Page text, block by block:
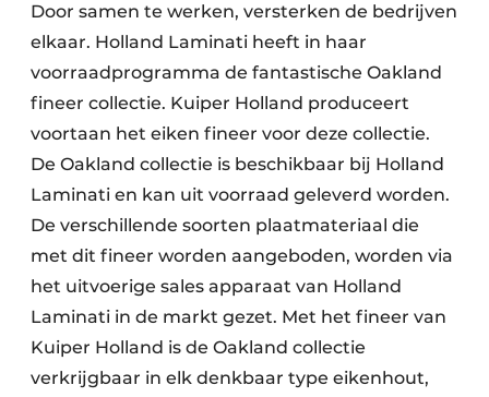
Door samen te werken, versterken de bedrijven
elkaar. Holland Laminati heeft in haar
voorraadprogramma de fantastische Oakland
fineer collectie. Kuiper Holland produceert
voortaan het eiken fineer voor deze collectie.
De Oakland collectie is beschikbaar bij Holland
Laminati en kan uit voorraad geleverd worden.
De verschillende soorten plaatmateriaal die
met dit fineer worden aangeboden, worden via
het uitvoerige sales apparaat van Holland
Laminati in de markt gezet. Met het fineer van
Kuiper Holland is de Oakland collectie
verkrijgbaar in elk denkbaar type eikenhout,